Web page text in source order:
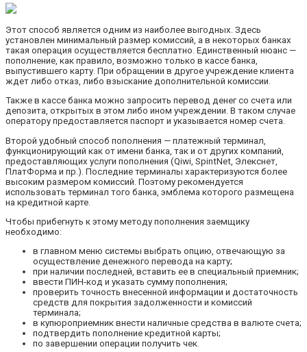
Этот способ является одним из наиболее выгодных. Здесь
установлен минимальный размер комиссий, а в некоторых банках
такая операция осуществляется бесплатно. Единственный нюанс —
пополнение, как правило, возможно только в кассе банка,
выпустившего карту. При обращении в другое учреждение клиента
ждет либо отказ, либо взыскание дополнительной комиссии.
Также в кассе банка можно запросить перевод денег со счета или
депозита, открытых в этом либо ином учреждении. В таком случае
оператору предоставляется паспорт и указывается номер счета.
Второй удобный способ пополнения — платежный терминал,
функционирующий как от имени банка, так и от других компаний,
предоставляющих услуги пополнения (Qiwi, SpintNet, Элекснет,
ПлатФорма и пр.). Последние терминалы характеризуются более
высоким размером комиссий. Поэтому рекомендуется
использовать терминал того банка, эмблема которого размещена
на кредитной карте.
Чтобы прибегнуть к этому методу пополнения заемщику
необходимо:
в главном меню системы выбрать опцию, отвечающую за
осуществление денежного перевода на карту;
при наличии последней, вставить ее в специальный приемник;
ввести ПИН-код и указать сумму пополнения;
проверить точность внесенной информации и достаточность
средств для покрытия задолженности и комиссий
терминала;
в купюроприемник внести наличные средства в валюте счета;
подтвердить пополнение кредитной карты;
по завершении операции получить чек.